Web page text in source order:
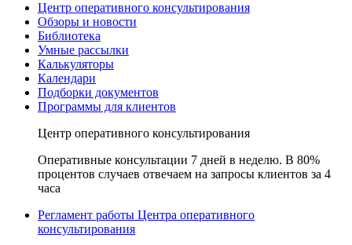
Центр оперативного консультирования
Обзоры и новости
Библиотека
Умные рассылки
Калькуляторы
Календари
Подборки документов
Программы для клиентов
Центр оперативного консультирования
Оперативные консультации 7 дней в неделю. В 80%
процентов случаев отвечаем на запросы клиентов за 4
часа
Регламент работы Центра оперативного
консультирования